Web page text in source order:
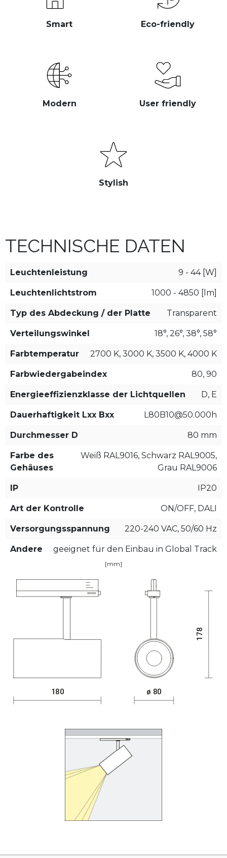
Smart Eco-friendly
Modern User friendly
Stylish
TECHNISCHE DATEN
Leuchtenleistung 9 - 44 [W]
Leuchtenlichtstrom 1000 - 4850 [lm]
Typ des Abdeckung / der Platte Transparent
Verteilungswinkel 18°, 26°, 38°, 58°
Farbtemperatur 2700 K, 3000 K, 3500 K, 4000 K
Farbwiedergabeindex 80, 90
Energieeffizienzklasse der Lichtquellen D, E
Dauerhaftigkeit Lxx Bxx L80B10@50.000h
Durchmesser D 80 mm
Farbe des
Gehäuses
Weiß RAL9016, Schwarz RAL9005,
Grau RAL9006
IP IP20
Art der Kontrolle ON/OFF, DALI
Versorgungsspannung 220-240 VAC, 50/60 Hz
Andere geeignet für den Einbau in Global Track
[mm]